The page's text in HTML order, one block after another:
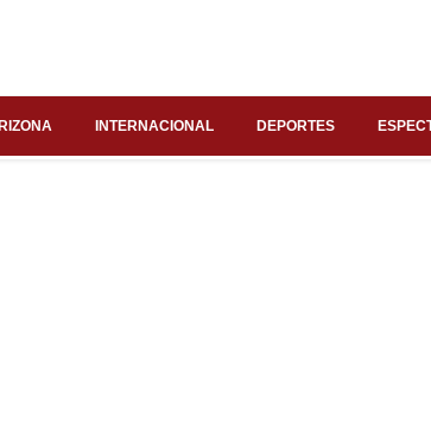
INTERNACIONAL DEPORTES